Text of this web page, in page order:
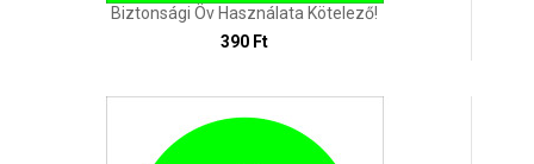
Biztonsági Öv Használata Kötelező!
390 Ft